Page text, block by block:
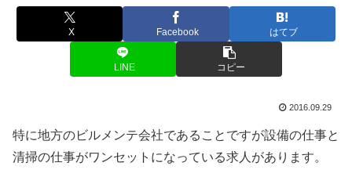
X Facebook はてブ
LINE コピー
2016.09.29
特に地方のビルメンテ会社であることですが設備の仕事と
清掃の仕事がワンセットになっている求人があります。